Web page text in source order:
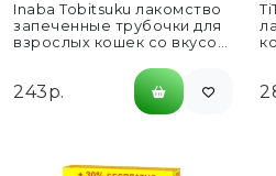
Inaba Tobitsuku лакомство
запеченные трубочки для
взрослых кошек со вкусом
243р.